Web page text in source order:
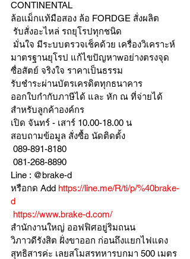
CONTINENTAL
ล้อแม็กแท้มือสอง ล้อ FORDGE สั่งผลิต
รับสั่งอะไหล่ รถยุโรปทุกชนิด
มาตรฐานยุโรป แก้ไขปัญหาwอย่างตรงจุด
ซื่อสัตย์ จริงใจ ราคาเป็นธรรม
รับชำระผ่านบัตรเครดิตทุกธนาคาร
ออกใบกำกับภาษีได้ และ หัก ณ ที่จ่ายได้
สำหรับลูกค้าองค์กร
เปิด จันทร์ - เสาร์ 10.00-18.00 น
สอบถามข้อมูล สั่งซื้อ นัดติดตั้ง
089-891-8180
081-268-8890
Line : @brake-d
หรือกด Add https://line.me/R/ti/p/%40brake-
d
https://www.brake-d.com/
สำนักงานใหญ่ ออฟฟิศอยู่ริมถนน
วิภาวดีรังสิต ฝั่งขาออก ก่อนถึงแยกไฟแดง
สุทธิสารค่ะ เลยสโมสรทหารบกมา 500 เมตร